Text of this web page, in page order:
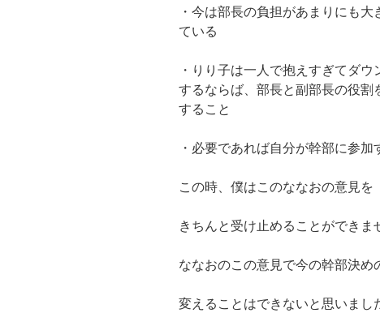
・今は部長の負担があまりにも大
ている
・りり子は一人で抱えすぎてダウ
するならば、部長と副部長の役割
すること
・必要であれば自分が幹部に参加
この時、 僕はこのななおの意見を
きちんと受け止めることができま
ななおのこの意見で今の幹部決め
変えることはできないと思いまし